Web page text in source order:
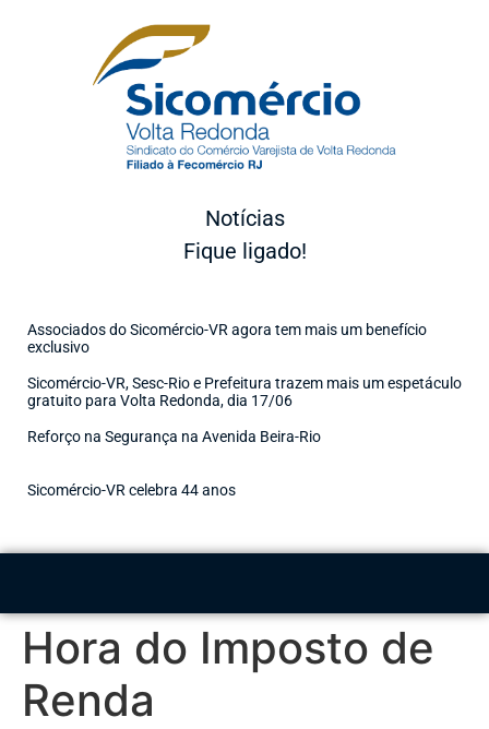
Notícias
Fique ligado!
Associados do Sicomércio-VR agora tem mais um benefício
exclusivo
Sicomércio-VR, Sesc-Rio e Prefeitura trazem mais um espetáculo
gratuito para Volta Redonda, dia 17/06
Reforço na Segurança na Avenida Beira-Rio
Sicomércio-VR celebra 44 anos
Hora do Imposto de
Renda